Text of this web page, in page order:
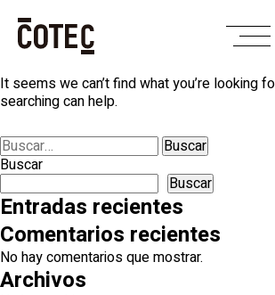
SkipNothing Found
It seems we can’t find what you’re looking
searching can help.
Buscar:
Buscar
Buscar
Entradas recientes
Comentarios recientes
No hay comentarios que mostrar.
Archivos